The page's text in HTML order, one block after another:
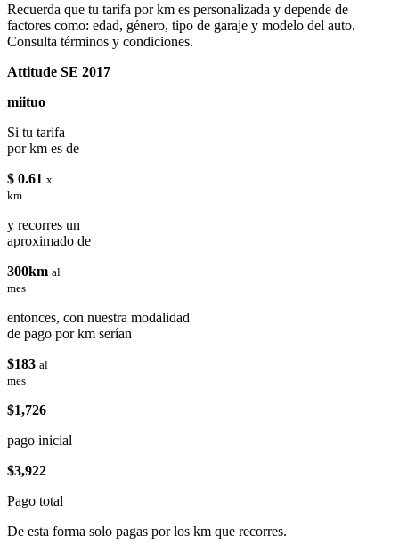
Recuerda que tu tarifa por km es personalizada y depende de
factores como: edad, género, tipo de garaje y modelo del auto.
Consulta términos y condiciones.
Attitude SE 2017
miituo
Si tu tarifa
por km es de
$ 0.61 x
km
y recorres un
aproximado de
300km al
mes
entonces, con nuestra modalidad
de pago por km serían
$183 al
mes
$1,726
pago inicial
$3,922
Pago total
De esta forma solo pagas por los km que recorres.